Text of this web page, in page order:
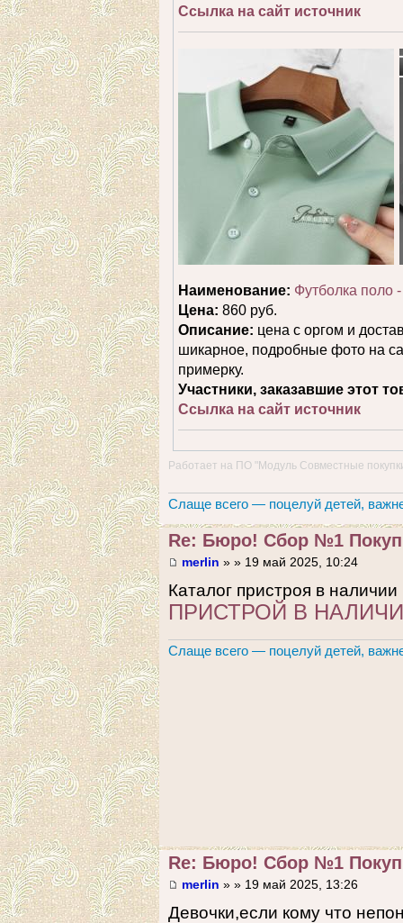
Ссылка на сайт источник
Наименование: Футболка поло
Цена: 860 руб.
Описание: цена с оргом и
шикарное, подробные фото
примерку.
Участники, заказавшие этот
Ссылка на сайт источник
Работает на ПО "Модуль Совместные
Слаще всего — поцелуй детей,
Re: Бюро! Сбор №1
merlin » » 19 май 2025, 10:24
Каталог пристроя в
ПРИСТРОЙ В
Слаще всего — поцелуй детей,
Re: Бюро! Сбор №1
merlin » » 19 май 2025, 13:26
Девочки,если кому что